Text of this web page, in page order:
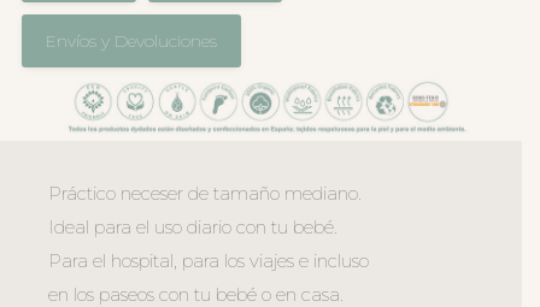
Envíos y Devoluciones
Práctico neceser de tamaño mediano.
Ideal para el uso diario con tu bebé.
Para el hospital, para los viajes e incluso
en los paseos con tu bebé o en casa.